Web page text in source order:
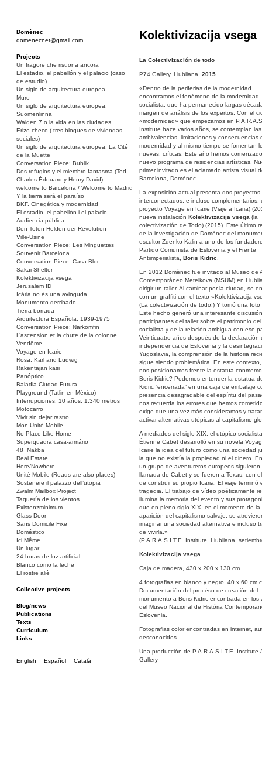
Domènec
domenecnet@gmail.com
Projects
Un fragore che risuona ancora
El estadio, el pabellón y el palacio (caso
de estudio)
Un siglo de arquitectura europea
Muro
Un siglo de arquitectura europea:
Suomenlinna
Walden 7 o la vida en las ciudades
Erizo checo ( tres bloques de viviendas
sociales)
Un siglo de arquitectura europea: La Cité
de la Muette
Conversation Piece: Bublik
Dos refugios y el miembro fantasma (Ted,
Charles-Édouard y Henry David)
welcome to Barcelona / Welcome to Madrid
Y la tierra será el paraíso
BKF. Cinegética y modernidad
El estadio, el pabellón i el palacio
Audiencia pública
Den Toten Helden der Revolution
Ville-Usine
Conversation Piece: Les Minguettes
Souvenir Barcelona
Conversation Piece: Casa Bloc
Sakai Shelter
Kolektivizacija vsega
Jerusalem ID
Icària no és una avinguda
Monumento derribado
Tierra borrada
Arquitectura Española, 1939-1975
Conversation Piece: Narkomfin
L’ascension et la chute de la colonne
Vendôme
Voyage en Icarie
Rosa, Karl and Ludwig
Rakentajan käsi
Panóptico
Baladia Ciudad Futura
Playground (Tatlin en México)
Interrupciones. 10 años, 1.340 metros
Motocarro
Vivir sin dejar rastro
Mon Unité Mobile
No Place Like Home
Superquadra casa-armário
48_Nakba
Real Estate
Here/Nowhere
Unité Mobile (Roads are also places)
Sostenere il palazzo dell’utopia
Zwalm Mailbox Project
Taquería de los vientos
Existenzminimum
Glass Door
Sans Domicile Fixe
Doméstico
Ici Même
Un lugar
24 horas de luz artificial
Blanco como la leche
El rostre aliè
Collective projects
Ciza Muzej
Roulotte
Canòdrom/Canòdrom
ON Prat
Rieres/Rambles
Blog/news
Publications
Texts
Curriculum
Links
English Español Català
Kolektivizacija vsega
La Colectivización de todo
P74 Gallery, Liubliana. 2015
«Dentro de la periferias de la modernidad
encontramos el fenómeno de la modernidad
socialista, que ha permanecido largas
margen de análisis de los expertos. Con el
«modernidad» que empezamos en
Institute hace varios años, se contemplan las
ambivalencias, limitaciones y consecuencias
modernidad y al mismo tiempo se fomentan
nuevas, críticas. Este año hemos
nuevo programa de residencias artísticas.
primer invitado es el aclamado artista visual
Barcelona, Domènec.
La exposición actual presenta dos proyectos
interconectados, e incluso complementarios:
proyecto Voyage en Icarie (Viaje a Icaria)
nueva instalación Kolektivizacija vsega (la
colectivización de Todo) (2015). Este último
de la investigación de Domènec del
escultor Zdenko Kalin a uno de los
Partido Comunista de Eslovenia y el Frente
Antiimperialista, Boris Kidric
En 2012 Domènec fue invitado al Museo de
Contemporáneo Metelkova (MSUM) en
dirigir un taller. Al caminar por la ciudad, se
con un graffiti con el texto «Kolektivizacija
(La colectivización de todo!) Y tomó una foto
Este hecho generó una interesante
participantes del taller sobre el patrimonio
socialista y de la relación ambigua con ese
Veinticuatro años después de la declaración
independencia de Eslovenia y la
Yugoslavia, la comprensión de la historia
sigue siendo problemática. En este
nos posicionamos frente la estatua
Boris Kidric? Podemos entender la estatua
Kidric “encerrada” en una caja de embalaje
presencia desagradable del espíritu del
nos recuerda los errores que hemos
exige que una vez más consideramos y
activar alternativas utópicas al capitalismo
A mediados del siglo XIX, el utópico
Étienne Cabet desarrolló en su novela
Icarie la idea del futuro como una sociedad
la que no existía la propiedad ni el dinero.
un grupo de aventureros europeos siguieron
llamada de Cabet y se fueron a Texas, con
de construir su propio Icaria. El viaje terminó
tragedia. El trabajo de vídeo poéticamente
ilumina la memoria del evento y sus
que en pleno siglo XIX, en el momento de la
aparición del capitalismo salvaje, se
imaginar una sociedad alternativa e incluso
de vivirla.»
(P.A.R.A.S.I.T.E. Institute, Liubliana,
Kolektivizacija vsega
Caja de madera, 430 x 200 x 130 cm
4 fotografias en blanco y negro, 40 x 60 cm
Documentación del procéso de creación del
monumento a Boris Kidric encontrada en los
del Museo Nacional de História
Eslovenia.
Fotografias color encontradas en internet,
desconocidos.
Una producción de P.A.R.A.S.I.T.E. Institute
Gallery